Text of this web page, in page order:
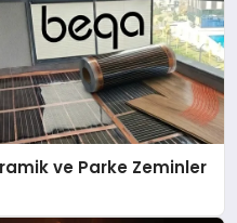
ve Parke Zeminler